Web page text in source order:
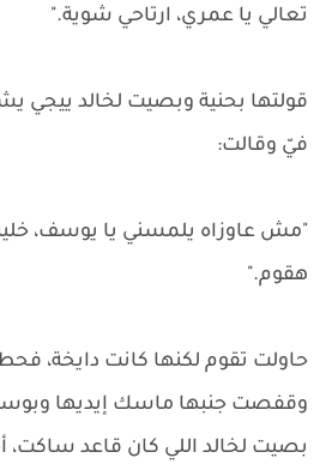
تعالي يا عمري، ارتاحي شوية."
قولتها بحنية وبصيت لخالد ييجي
فيّ وقالت:
"مش عاوزاه يلمسني يا يوسف، خليه
هقوم."
حاولت تقوم لكنها كانت دايخة،
وقفصت جنبها ماسك إيديها
بصيت لخالد اللي كان قاعد ساكت،